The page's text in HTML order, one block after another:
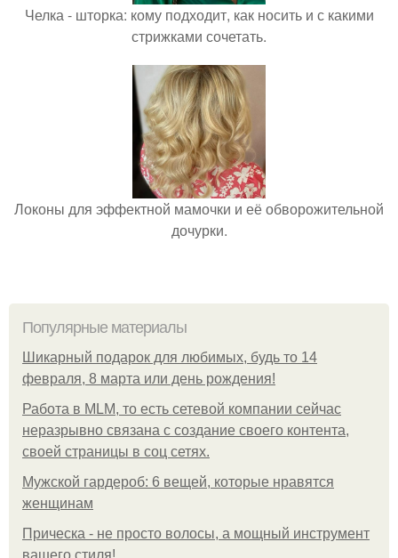
Челка - шторка: кому подходит, как носить и с какими
стрижками сочетать.
Локоны для эффектной мамочки и её обворожительной
дочурки.
Популярные материалы
Шикарный подарок для любимых, будь то 14
февраля, 8 марта или день рождения!
Работа в MLM, то есть сетевой компании сейчас
неразрывно связана с создание своего контента,
своей страницы в соц сетях.
Мужской гардероб: 6 вещей, которые нравятся
женщинам
Прическа - не просто волосы, а мощный инструмент
вашего стиля!